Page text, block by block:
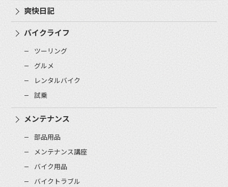
爽快日記
バイクライフ
ツーリング
グルメ
レンタルバイク
試乗
メンテナンス
部品用品
メンテナンス講座
バイク用品
バイクトラブル